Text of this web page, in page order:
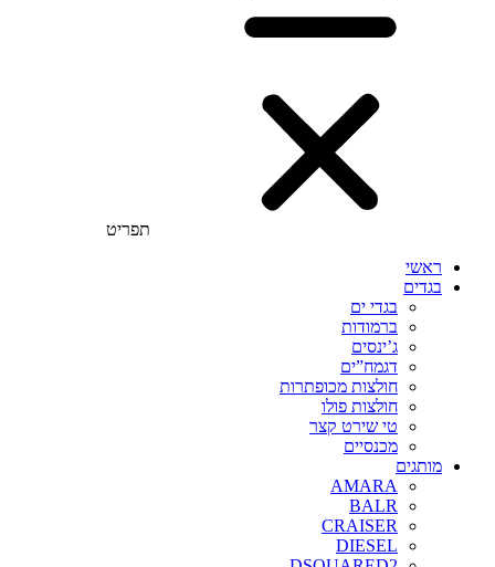
תפריט
ראשי
בגדים
בגדי ים
ברמודות
ג’ינסים
דגמח”ים
חולצות מכופתרות
חולצות פולו
טי שירט קצר
מכנסיים
מותגים
AMARA
BALR
CRAISER
DIESEL